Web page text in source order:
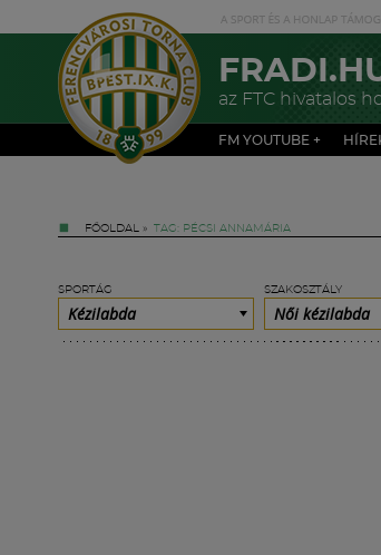
az FTC hivatalos
FM YOUTUBE +
FŐOLDAL » TAG: PÉCSI ANNAMÁRIA
SPORTÁG
Kézilabda
SZAKOSZTÁLY
Női kézilabda